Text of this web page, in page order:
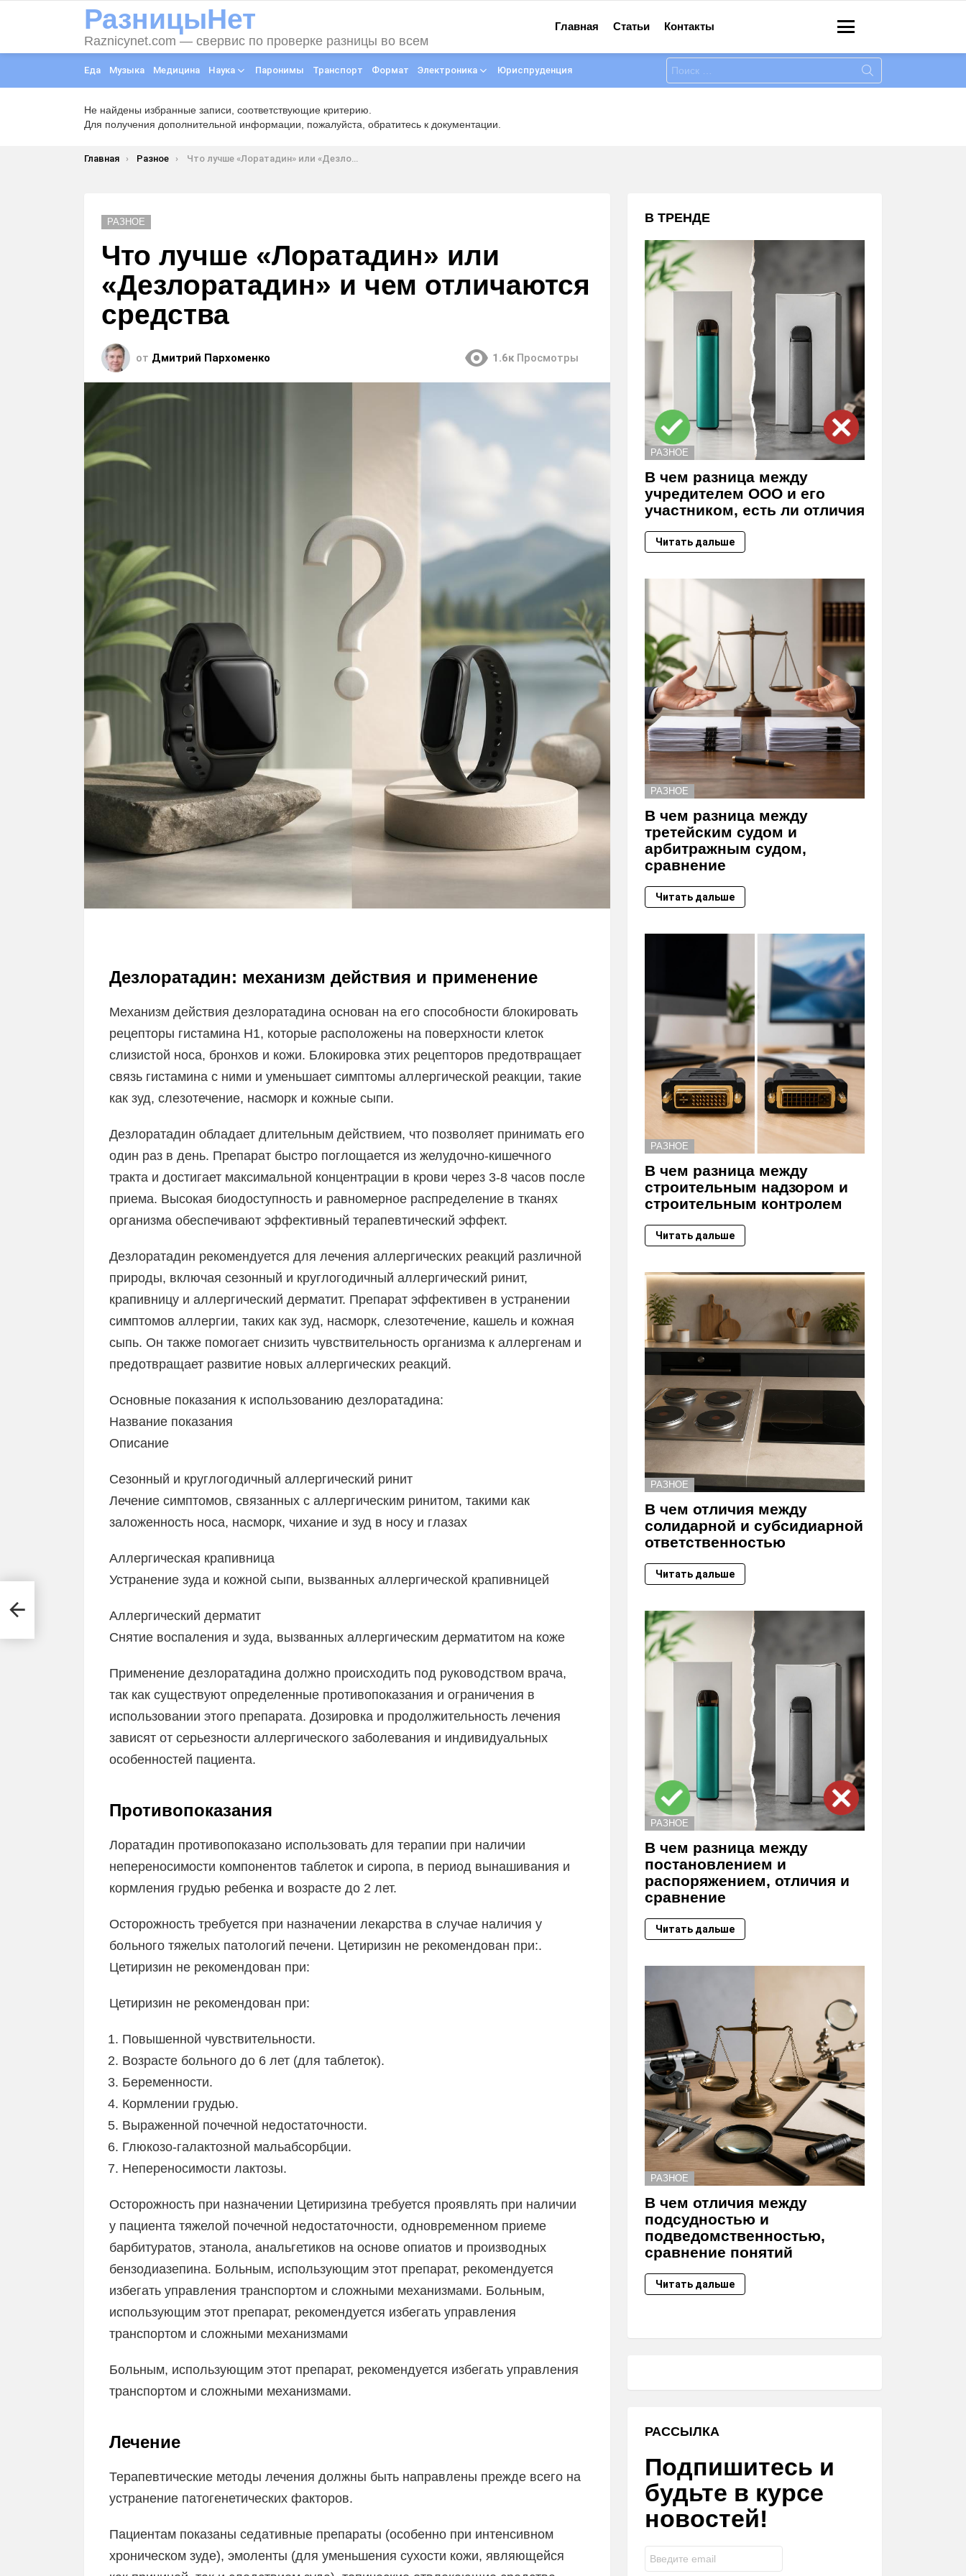
РазницыНет
Raznicynet.com — свервис по проверке разницы во всем
Главная Статьи Контакты
Еда Музыка Медицина Наука Паронимы Транспорт Формат Электроника Юриспруденция
Искать:
Не найдены избранные записи, соответствующие критерию.
Для получения дополнительной информации, пожалуйста, обратитесь к документации.
Вы здесь:
Главная Разное Что лучше «Лоратадин» или «Дезлоратадин» и чем отличаются средства
РАЗНОЕ
Что лучше «Лоратадин» или
«Дезлоратадин» и чем отличаются
средства
от Дмитрий Пархоменко 1.6к Просмотры
Дезлоратадин: механизм действия и применение
Механизм действия дезлоратадина основан на его способности блокировать
рецепторы гистамина H1, которые расположены на поверхности клеток
слизистой носа, бронхов и кожи. Блокировка этих рецепторов предотвращает
связь гистамина с ними и уменьшает симптомы аллергической реакции, такие
как зуд, слезотечение, насморк и кожные сыпи.
Дезлоратадин обладает длительным действием, что позволяет принимать его
один раз в день. Препарат быстро поглощается из желудочно-кишечного
тракта и достигает максимальной концентрации в крови через 3-8 часов после
приема. Высокая биодоступность и равномерное распределение в тканях
организма обеспечивают эффективный терапевтический эффект.
Дезлоратадин рекомендуется для лечения аллергических реакций различной
природы, включая сезонный и круглогодичный аллергический ринит,
крапивницу и аллергический дерматит. Препарат эффективен в устранении
симптомов аллергии, таких как зуд, насморк, слезотечение, кашель и кожная
сыпь. Он также помогает снизить чувствительность организма к аллергенам и
предотвращает развитие новых аллергических реакций.
Основные показания к использованию дезлоратадина:
Название показания
Описание
Сезонный и круглогодичный аллергический ринит
Лечение симптомов, связанных с аллергическим ринитом, такими как
заложенность носа, насморк, чихание и зуд в носу и глазах
Аллергическая крапивница
Устранение зуда и кожной сыпи, вызванных аллергической крапивницей
Аллергический дерматит
Снятие воспаления и зуда, вызванных аллергическим дерматитом на коже
Применение дезлоратадина должно происходить под руководством врача,
так как существуют определенные противопоказания и ограничения в
использовании этого препарата. Дозировка и продолжительность лечения
зависят от серьезности аллергического заболевания и индивидуальных
особенностей пациента.
Противопоказания
Лоратадин противопоказано использовать для терапии при наличии
непереносимости компонентов таблеток и сиропа, в период вынашивания и
кормления грудью ребенка и возрасте до 2 лет.
Осторожность требуется при назначении лекарства в случае наличия у
больного тяжелых патологий печени. Цетиризин не рекомендован при:.
Цетиризин не рекомендован при:
Цетиризин не рекомендован при:
Повышенной чувствительности.
Возрасте больного до 6 лет (для таблеток).
Беременности.
Кормлении грудью.
Выраженной почечной недостаточности.
Глюкозо-галактозной мальабсорбции.
Непереносимости лактозы.
Осторожность при назначении Цетиризина требуется проявлять при наличии
у пациента тяжелой почечной недостаточности, одновременном приеме
барбитуратов, этанола, анальгетиков на основе опиатов и производных
бензодиазепина. Больным, использующим этот препарат, рекомендуется
избегать управления транспортом и сложными механизмами. Больным,
использующим этот препарат, рекомендуется избегать управления
транспортом и сложными механизмами
Больным, использующим этот препарат, рекомендуется избегать управления
транспортом и сложными механизмами.
Лечение
Терапевтические методы лечения должны быть направлены прежде всего на
устранение патогенетических факторов.
Пациентам показаны седативные препараты (особенно при интенсивном
хроническом зуде), эмоленты (для уменьшения сухости кожи, являющейся
В ТРЕНДЕ
РАЗНОЕ
В чем разница между
учредителем ООО и его
участником, есть ли отличия
Читать дальше
РАЗНОЕ
В чем разница между
третейским судом и
арбитражным судом,
сравнение
Читать дальше
РАЗНОЕ
В чем разница между
строительным надзором и
строительным контролем
Читать дальше
РАЗНОЕ
В чем отличия между
солидарной и субсидиарной
ответственностью
Читать дальше
РАЗНОЕ
В чем разница между
постановлением и
распоряжением, отличия и
сравнение
Читать дальше
РАЗНОЕ
В чем отличия между
подсудностью и
подведомственностью,
сравнение понятий
Читать дальше
РАССЫЛКА
Подпишитесь и
будьте в курсе
новостей!